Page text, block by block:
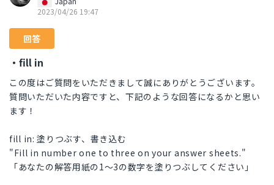
2023/04/26 19:47
回答
・fill in
この度はご質問をいただきまして誠にありがとうございます。
質問いただいた内容ですと、下記のような回答になるかと思い
ます！
fill in: 塗りつぶす、書き込む
"Fill in number one to three on your answer sheets."
「あなたの解答用紙の1〜3の数字を塗りつぶしてください」